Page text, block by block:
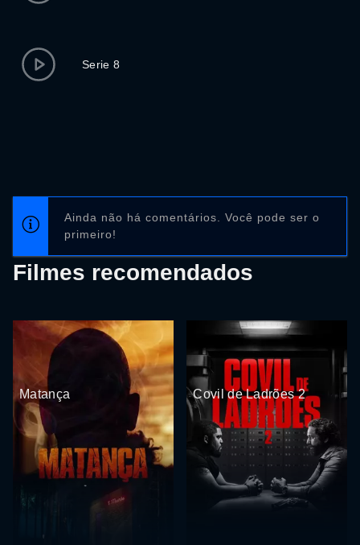
Serie 8
Ainda não há comentários. Você pode ser o
primeiro!
Filmes recomendados
Matança Covil de Ladrões 2